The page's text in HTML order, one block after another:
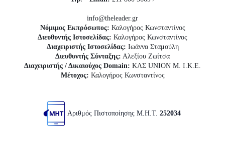
info@theleader.gr
Νόμιμος Εκπρόσωπος: Καλογήρος Κωνσταντίνος
Διευθυντής Ιστοσελίδας: Καλογήρος Κωνσταντίνος
Διαχειριστής Ιστοσελίδας: Ιωάννα Σταμούλη
Διευθυντής Σύνταξης: Αλεξίου Ζωίτσα
Διαχειριστής / Δικαιούχος Domain: ΚΛΣ UNION Μ. Ι.Κ.Ε.
Μέτοχος: Καλογήρος Κωνσταντίνος
Αριθμός Πιστοποίησης Μ.Η.Τ. 252034